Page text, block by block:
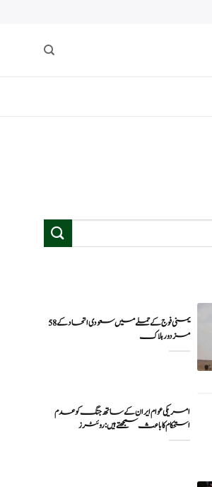
یمنی فوج کے حملے میں سعودی اتحاد کے 58
مزدور ہلاک
امریکی عوام ایران کے ساتھ جنگ کو عدم